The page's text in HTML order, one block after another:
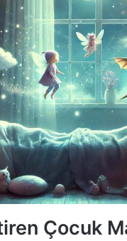
Çocuk